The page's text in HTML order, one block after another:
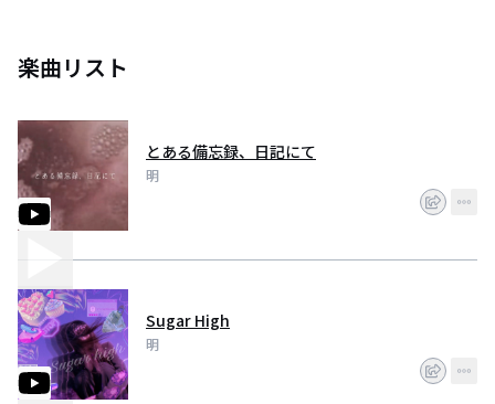
楽曲リスト
とある備忘録、日記にて
明
Sugar High
明